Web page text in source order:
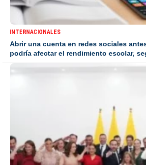
INTERNACIONALES
Abrir una cuenta en redes sociales
podría afectar el rendimiento escolar,